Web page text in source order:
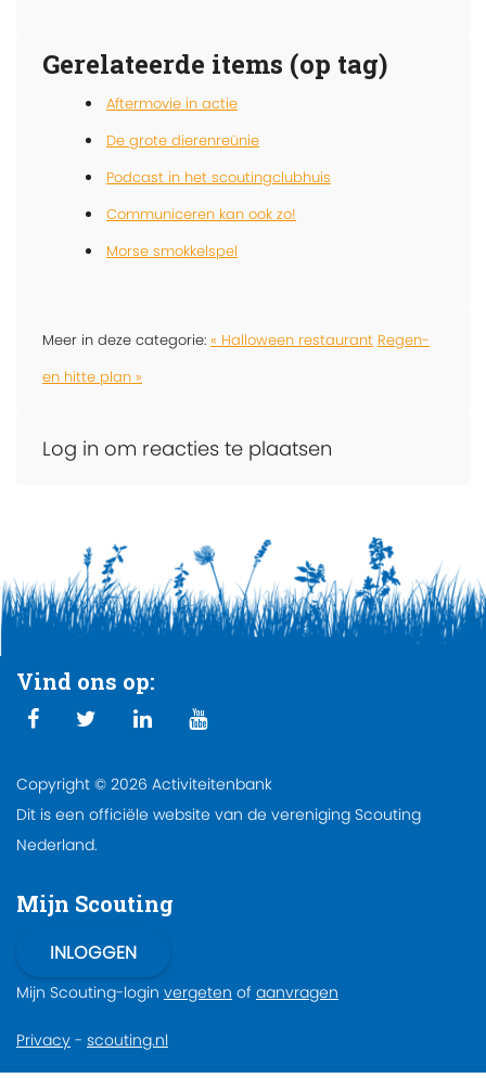
Gerelateerde items (op tag)
Aftermovie in actie
De grote dierenreünie
Podcast in het scoutingclubhuis
Communiceren kan ook zo!
Morse smokkelspel
Meer in deze categorie: « Halloween restaurant Regen-
en hitte plan »
Log in om reacties te plaatsen
Vind ons op:
Copyright © 2026 Activiteitenbank
Dit is een officiële website van de vereniging Scouting
Nederland.
Mijn Scouting
Mijn Scouting-login vergeten of aanvragen
Privacy - scouting.nl